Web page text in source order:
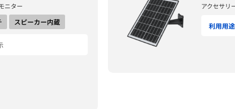
ニター
スピーカー内蔵
アクセサリ
利用用途